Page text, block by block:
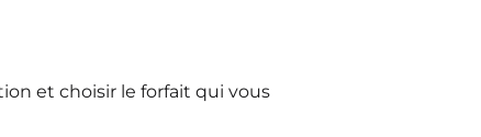
et choisir le forfait qui vous